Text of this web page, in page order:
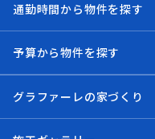
通勤時間から物件を探す
予算から物件を探す
グラファーレの家づくり